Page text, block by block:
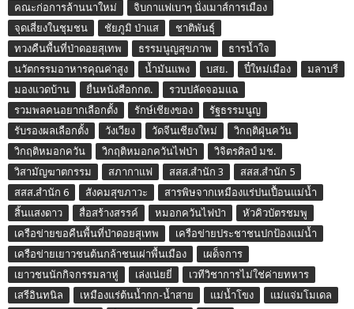
คณะก่อการล้านนาใหม่
จิบกาแฟเบาๆ นั่งเมาส์การเมือง
จุดเสี่ยงในชุมชน
ชัยภูมิ ป่าแส
ชาติพันธุ์
ทวงคืนพื้นที่ป่าดอยสุเทพ
ธรรมนูญสุขภาพ
ธารน้ำใจ
นวัตกรรมอาหารคุณค่าสูง
น้ำมันแพง บสย. ปี๋ใหม่เมือง
มลาบรี
มองแวดบ้าน
ยื่นหนังสือกกต.
รวบปลัดจอมแฉ
รวมพลคนอยากเลือกตั้ง
รักษ์เชียงของ
รัฐธรรมนูญ
รับรองผลเลือกตั้ง
วังเวียง วัดจีนเชียงใหม่
วิกฤติฝุ่นควัน
วิกฤติหมอกควัน
วิกฤติหมอกควันไฟป่า
วิจิตรศิลป์ มช.
วิสามัญฆาตกรรม
สภากาแฟ สสส.สำนัก 3
สสส.สำนัก 5
สสส.สำนัก 6
สังคมสุขภาวะ
สารพิษจากเหมืองแร่ปนเปื้อนแม่น้ำ
สิ้นแสงดาว
สื่อสร้างสรรค์ หมอกควันไฟป่า
หัวคิวบัตรชมพู
เครือข่ายขอคืนพื้นที่ป่าดอยสุเทพ
เครือข่ายประชาชนปกป้องแม่น้ำ
เครือข่ายเยาวชนต้นกล้าชนเผ่าพื้นเมือง
เผด็จการ
เยาวชนนักกิจกรรมลาหู่
เล่งเน่ยยี่
เวทีวิชาการไม่ใช่ค่ายทหาร
เสรีอินทนิล
เหมืองแร่ต้นน้ำกก-น้ำสาย แม่น้ำโขง
แม่แจ่มโมเดล